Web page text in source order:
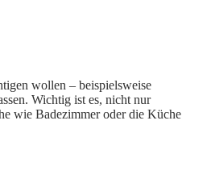
wollen – beispielsweise
Wichtig ist es, nicht nur
wie Badezimmer oder die Küche